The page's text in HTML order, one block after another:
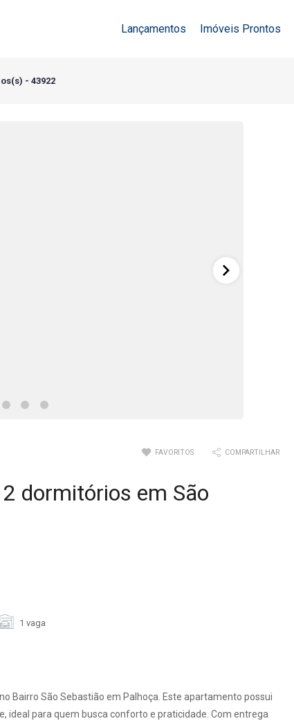
Lançamentos Imóveis Prontos
- 43922
FAVORITOS COMPARTILHAR
dormitórios em São
1 vaga
Bairro São Sebastião em Palhoça. Este apartamento possui
ideal para quem busca conforto e praticidade. Com entrega